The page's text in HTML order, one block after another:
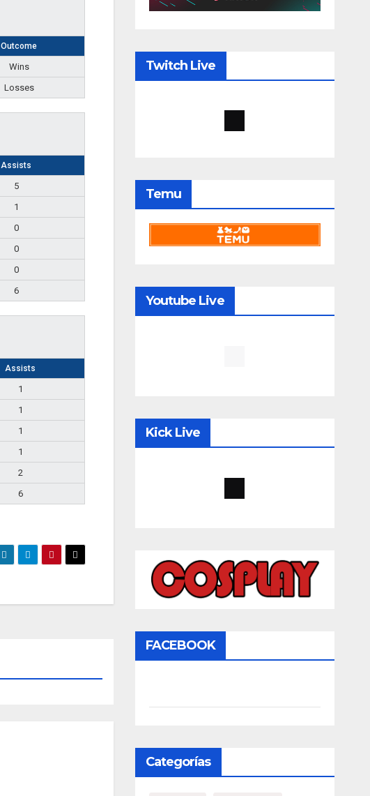
Outcome
Wins
Losses
Assists
5
1
0
0
0
6
Assists
1
1
1
1
2
6
Twitch Live
Temu
Youtube Live
Kick Live
FACEBOOK
Categorías